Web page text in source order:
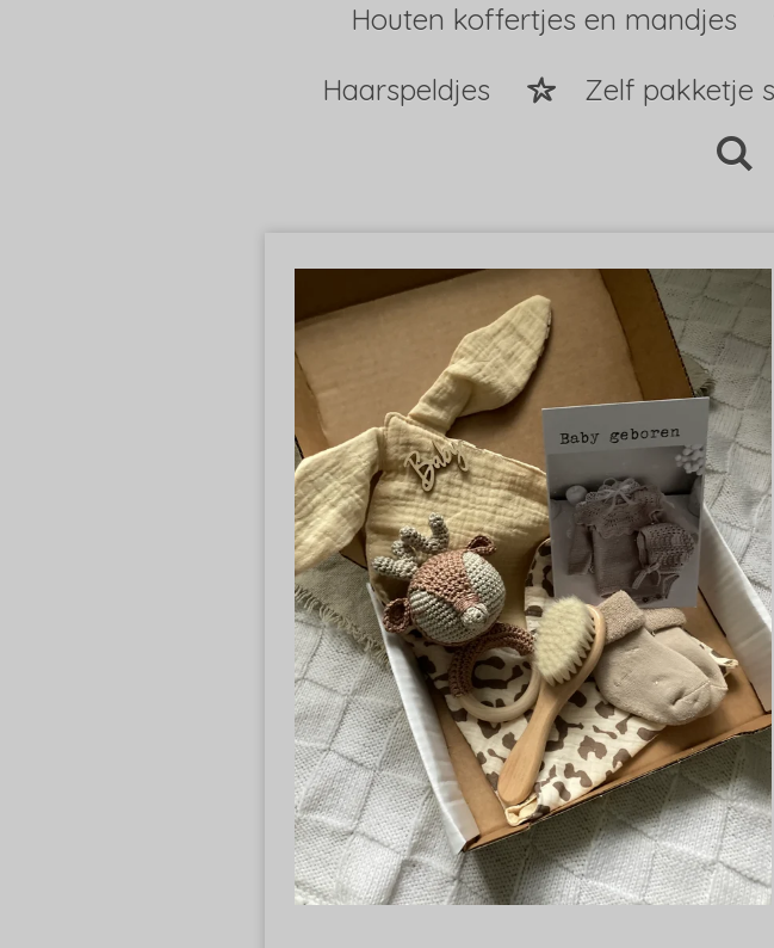
Houten koffertjes en mandjes
Haarspeldjes
Zelf pakketje